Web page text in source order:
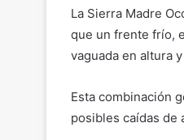
La Sierra Madre
que un frente frío,
vaguada en altura
Esta combinación
posibles caídas de